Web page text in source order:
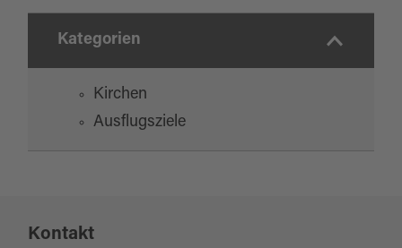
Kategorien
Kirchen
Ausflugsziele
Kontakt